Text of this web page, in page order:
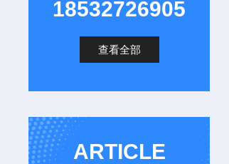
18532726905
查看全部
ARTICLE